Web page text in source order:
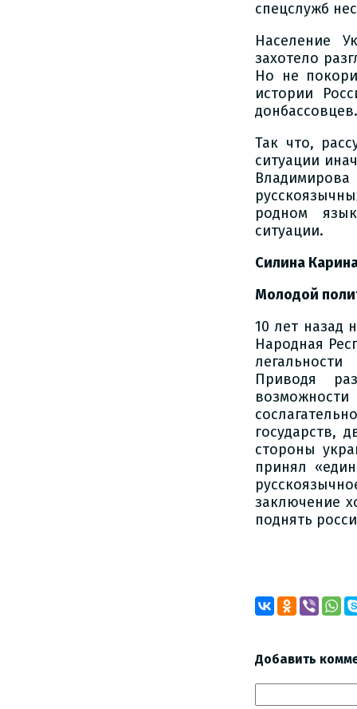
спецслужб
Население
захотело
Но не
истории
донбассовцев.
Так что,
ситуации
родном
ситуации.
Силина
Молодой
10 лет назад
Народная
Приводя
государств,
стороны
принял
заключение
поднять
Добавить